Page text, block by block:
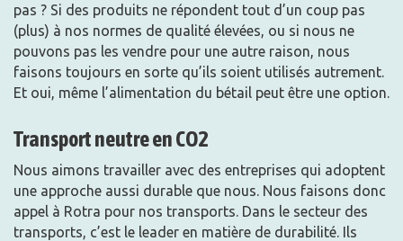
pas ? Si des produits ne répondent tout d’un coup pas
(plus) à nos normes de qualité élevées, ou si nous ne
pouvons pas les vendre pour une autre raison, nous
faisons toujours en sorte qu’ils soient utilisés autrement.
Et oui, même l’alimentation du bétail peut être une option.
Transport neutre en CO2
Nous aimons travailler avec des entreprises qui adoptent
une approche aussi durable que nous. Nous faisons donc
appel à Rotra pour nos transports. Dans le secteur des
transports, c’est le leader en matière de durabilité. Ils